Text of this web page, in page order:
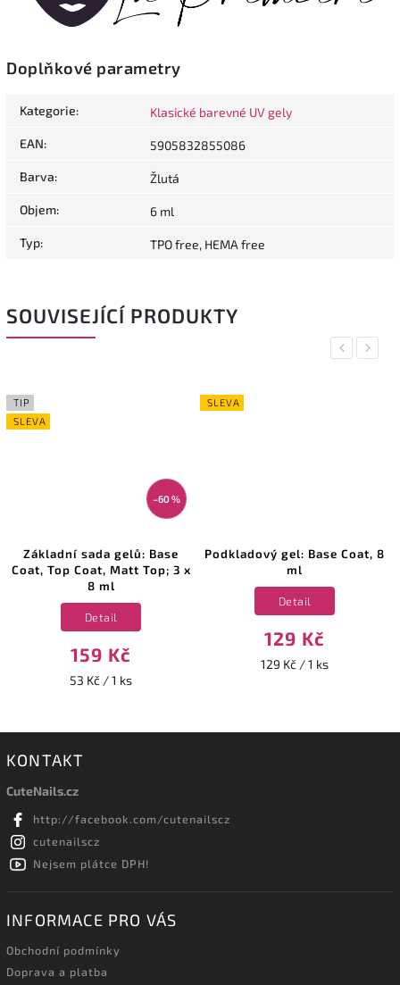
Doplňkové parametry
Kategorie: Klasické barevné UV gely
EAN: 5905832855086
Barva: Žlutá
Objem: 6 ml
Typ: TPO free, HEMA free
SOUVISEJÍCÍ PRODUKTY
Previous
TIP
SLEVA
–60 %
Základní sada gelů: Base
Coat, Top Coat, Matt Top; 3 x
8 ml
159 Kč
53 Kč / 1 ks
Detail
SLEVA
Podkladový gel: Base Coat, 8
ml
129 Kč
129 Kč / 1 ks
Detail
Next
KONTAKT
CuteNails.cz
http://facebook.com/cutenailscz
cutenailscz
Nejsem plátce DPH!
INFORMACE PRO VÁS
Obchodní podmínky
Doprava a platba